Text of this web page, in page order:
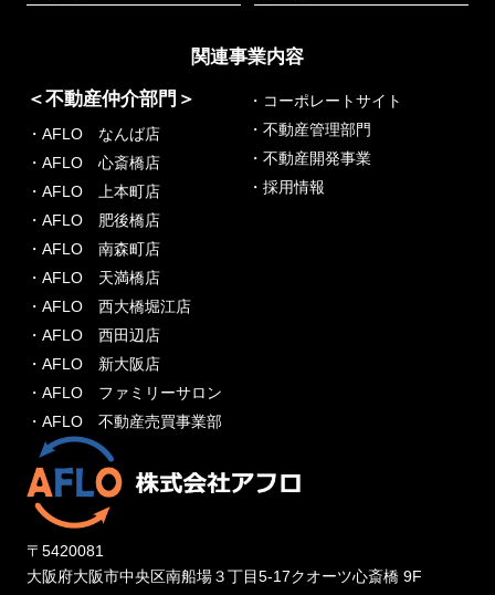
関連事業内容
＜不動産仲介部門＞
・AFLO なんば店
・AFLO 心斎橋店
・AFLO 上本町店
・AFLO 肥後橋店
・AFLO 南森町店
・AFLO 天満橋店
・AFLO 西大橋堀江店
・AFLO 西田辺店
・AFLO 新大阪店
・AFLO ファミリーサロン
・AFLO 不動産売買事業部
・コーポレートサイト
・不動産管理部門
・不動産開発事業
・採用情報
〒5420081
大阪府大阪市中央区南船場３丁目5-17クオーツ心斎橋 9F